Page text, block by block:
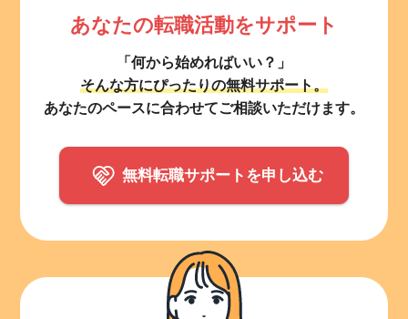
あなたの転職活動をサポート
「何から始めればいい？」
そんな方にぴったりの無料サポート。
あなたのペースに合わせてご相談いただけます。
無料転職サポートを申し込む